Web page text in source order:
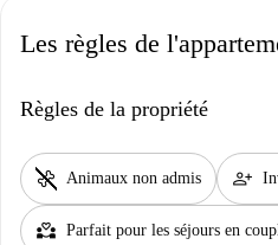
Les règles de
Règles de la propriété
pet_supplies Animaux non admis person_add
partner_heart Parfait pour les séjours en